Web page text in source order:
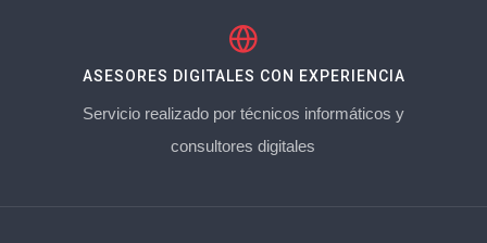
ASESORES DIGITALES CON EXPERIENCIA
Servicio realizado por técnicos informáticos y
consultores digitales